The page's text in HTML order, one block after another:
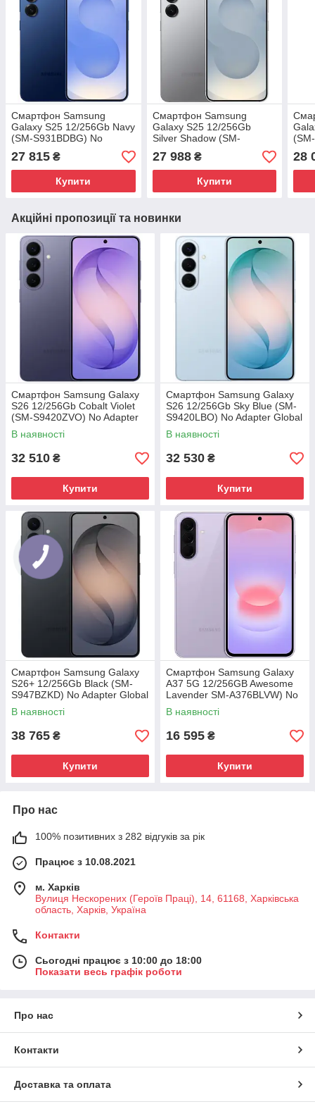
Смартфон Samsung
Galaxy S25 12/256Gb Navy
(SM-S931BDBG) No
27 815 ₴
Купити
Смартфон Samsung
Galaxy S25 12/256Gb
Silver Shadow (SM-
S931BZSG) No Adapter IN
27 988₴
Купити
28
Акційні пропозиції та новинки
Смартфон Samsung Galaxy
S26 12/256Gb Cobalt Violet
(SM-S9420ZVO) No Adapter
Global version
В наявності
32 510 ₴
Купити
Смартфон Samsung Galaxy
S26 12/256Gb Sky Blue (SM-
S9420LBO) No Adapter Global
version
В наявності
32 530 ₴
Купити
Смартфон Samsung Galaxy
S26+ 12/256Gb Black (SM-
S947BZKD) No Adapter Global
version
В наявності
38 765 ₴
Купити
Смартфон Samsung Galaxy
A37 5G 12/256GB Awesome
Lavender SM-A376BLVW) No
Adapter MY
В наявності
16 595 ₴
Купити
Про нас
100% позитивних з 282 відгуків за рік
Працює з 10.08.2021
м. Харків
Вулиця Нескорених (Героїв Праці), 14, 61168, Харківська
область, Харків, Україна
Контакти
Сьогодні працює з 10:00 до 18:00
Показати весь графік роботи
Про нас
Контакти
Доставка та оплата